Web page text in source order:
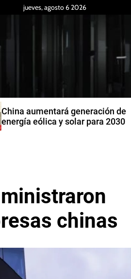
jueves, agosto 6 2026
China aumentará generación de
energía eólica y solar para 2030
chinas